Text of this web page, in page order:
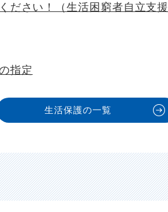
ださい！（生活困窮者自立支援
指定
生活保護の一覧